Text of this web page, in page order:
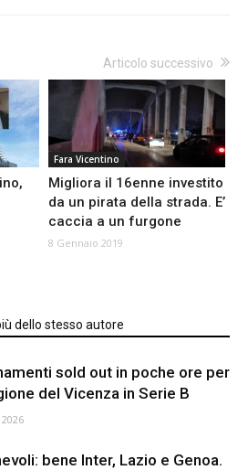
Articolo successivo
Fara Vicentino
Migliora il 16enne investito
da un pirata della strada. E’
caccia a un furgone
8 Gennaio 2019
dello stesso autore
sold out in poche ore per
del Vicenza in Serie B
bene Inter, Lazio e Genoa.